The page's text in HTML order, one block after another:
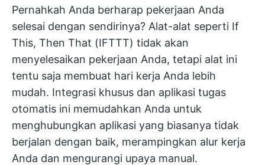
Pernahkah Anda berharap pekerjaan Anda
selesai dengan sendirinya? Alat-alat seperti If
This, Then That (IFTTT) tidak akan
menyelesaikan pekerjaan Anda, tetapi alat ini
tentu saja membuat hari kerja Anda lebih
mudah. Integrasi khusus dan aplikasi tugas
otomatis ini memudahkan Anda untuk
menghubungkan aplikasi yang biasanya tidak
berjalan dengan baik, merampingkan alur kerja
Anda dan mengurangi upaya manual.